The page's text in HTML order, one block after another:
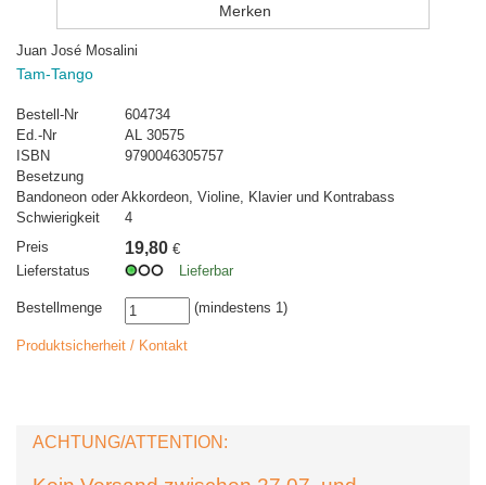
Merken
Juan José Mosalini
Tam-Tango
Bestell-Nr
604734
Ed.-Nr
AL 30575
ISBN
9790046305757
Besetzung
Bandoneon oder Akkordeon, Violine, Klavier und Kontrabass
Schwierigkeit
4
Preis
19,80 €
Lieferstatus
Lieferbar
Bestellmenge (mindestens 1)
Produktsicherheit / Kontakt
ACHTUNG/ATTENTION: